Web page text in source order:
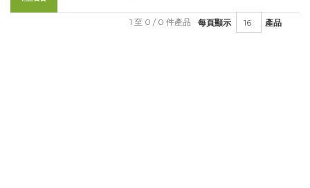
每頁顯示 產品
1 至 0 / 0 件產品